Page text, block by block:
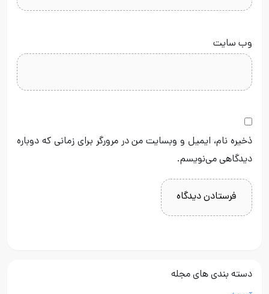
وب‌ سایت
ذخیره نام، ایمیل و وبسایت من در مرورگر برای زمانی که دوباره
دیدگاهی می‌نویسم.
دسته بندی های مجله